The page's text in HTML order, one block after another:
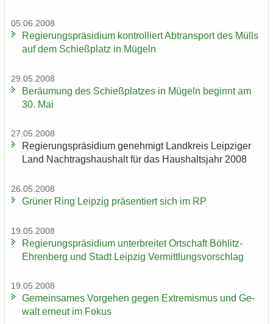
05.06.2008
Re­gie­rungs­prä­si­di­um kon­trol­liert Ab­trans­port des Mülls
auf dem Schieß­platz in Mü­geln
29.05.2008
Be­räu­mung des Schieß­plat­zes in Mü­geln be­ginnt am
30. Mai
27.05.2008
Re­gie­rungs­prä­si­di­um ge­neh­migt Land­kreis Leip­zi­ger
Land Nach­trags­haus­halt für das Haus­halts­jahr 2008
26.05.2008
Grü­ner Ring Leip­zig prä­sen­tiert sich im RP
19.05.2008
Re­gie­rungs­prä­si­di­um un­ter­brei­tet Ort­schaft Böhlitz-​
Ehrenberg und Stadt Leip­zig Ver­mitt­lungs­vor­schlag
19.05.2008
Ge­mein­sa­mes Vor­ge­hen gegen Ex­tre­mis­mus und Ge­
walt er­neut im Fokus